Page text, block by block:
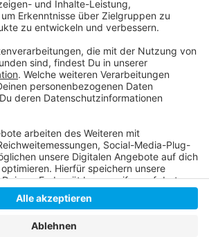
am Donnerstag in Düsseldorf